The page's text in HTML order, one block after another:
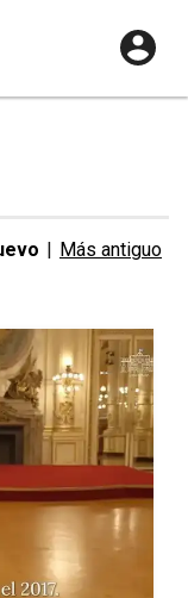
| Más antiguo